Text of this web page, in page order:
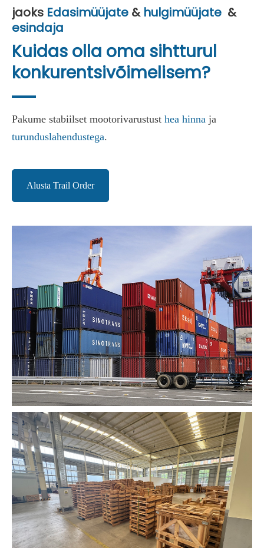
jaoks Edasimüüjate & hulgimüüjate &
esindaja
Kuidas olla oma sihtturul
konkurentsivõimelisem?
Pakume stabiilset mootorivarustust hea hinna ja
turunduslahendustega.
Alusta Trail Order